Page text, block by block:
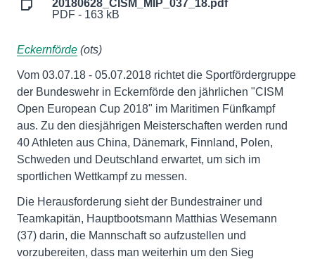
20180628_CISM_MIP_037_18.pdf
PDF - 163 kB
Eckernförde (ots)
Vom 03.07.18 - 05.07.2018 richtet die Sportfördergruppe
der Bundeswehr in Eckernförde den jährlichen "CISM
Open European Cup 2018" im Maritimen Fünfkampf
aus. Zu den diesjährigen Meisterschaften werden rund
40 Athleten aus China, Dänemark, Finnland, Polen,
Schweden und Deutschland erwartet, um sich im
sportlichen Wettkampf zu messen.
Die Herausforderung sieht der Bundestrainer und
Teamkapitän, Hauptbootsmann Matthias Wesemann
(37) darin, die Mannschaft so aufzustellen und
vorzubereiten, dass man weiterhin um den Sieg